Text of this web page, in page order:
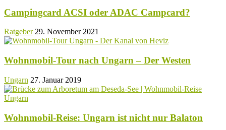
Campingcard ACSI oder ADAC Campcard?
Ratgeber 29. November 2021
Wohnmobil-Tour nach Ungarn – Der Westen
Ungarn 27. Januar 2019
Wohnmobil-Reise: Ungarn ist nicht nur Balaton